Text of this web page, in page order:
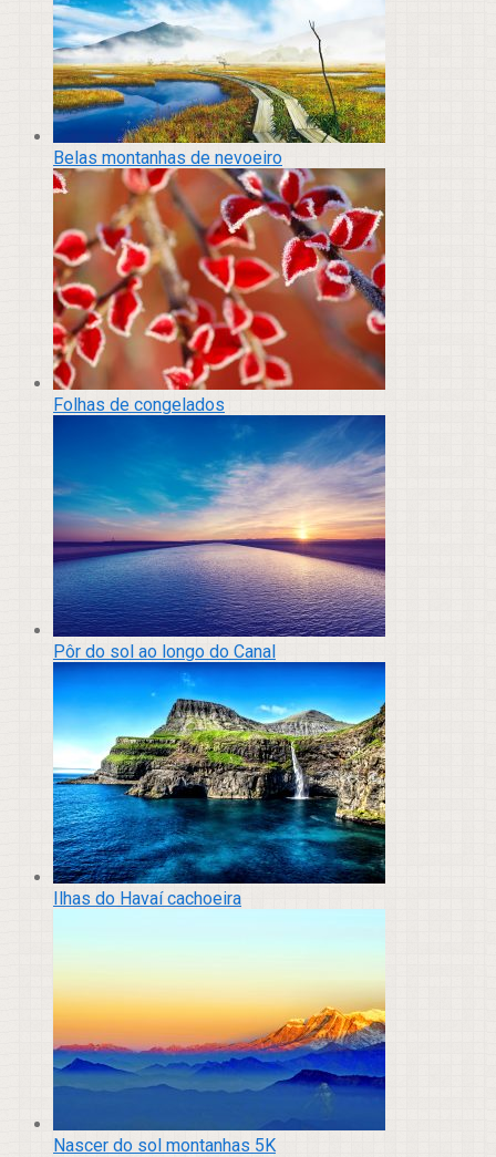
Belas montanhas de nevoeiro
Folhas de congelados
Pôr do sol ao longo do Canal
Ilhas do Havaí cachoeira
Nascer do sol montanhas 5K